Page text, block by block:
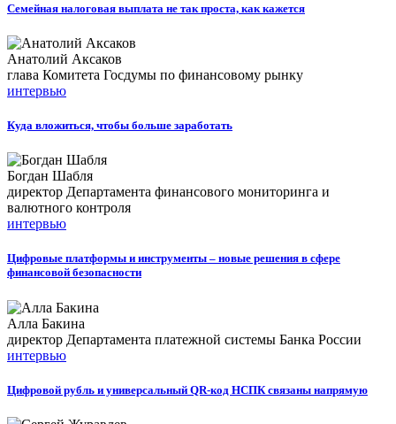
Семейная налоговая выплата не так проста, как кажется
Анатолий Аксаков
глава Комитета Госдумы по финансовому рынку
интервью
Куда вложиться, чтобы больше заработать
Богдан Шабля
директор Департамента финансового мониторинга и
валютного контроля
интервью
Цифровые платформы и инструменты – новые решения в сфере
финансовой безопасности
Алла Бакина
директор Департамента платежной системы Банка России
интервью
Цифровой рубль и универсальный QR-код НСПК связаны напрямую